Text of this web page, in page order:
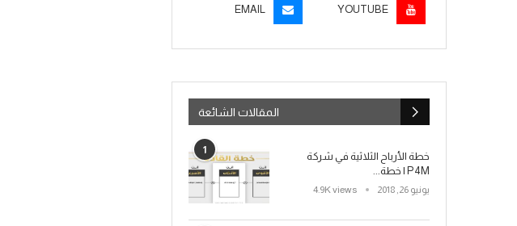
YOUTUBE
EMAIL
المقالات الشائعة
1
خطة الأرباح الثلاثية في شركة
P4M | خطة...
يونيو 26, 2018 4.9K views